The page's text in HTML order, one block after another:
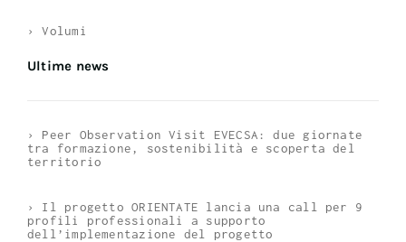
› Volumi
Ultime news
› Peer Observation Visit EVECSA: due giornate
tra formazione, sostenibilità e scoperta del
territorio
› Il progetto ORIENTATE lancia una call per 9
profili professionali a supporto
dell’implementazione del progetto